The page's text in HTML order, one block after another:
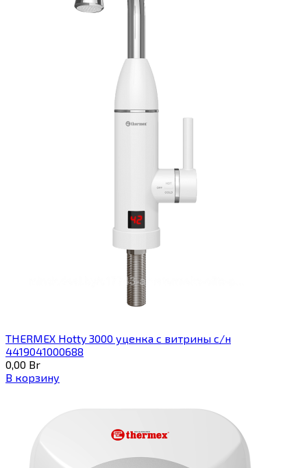
THERMEX Hotty 3000 уценка с витрины с/н
4419041000688
0,00 Br
В корзину